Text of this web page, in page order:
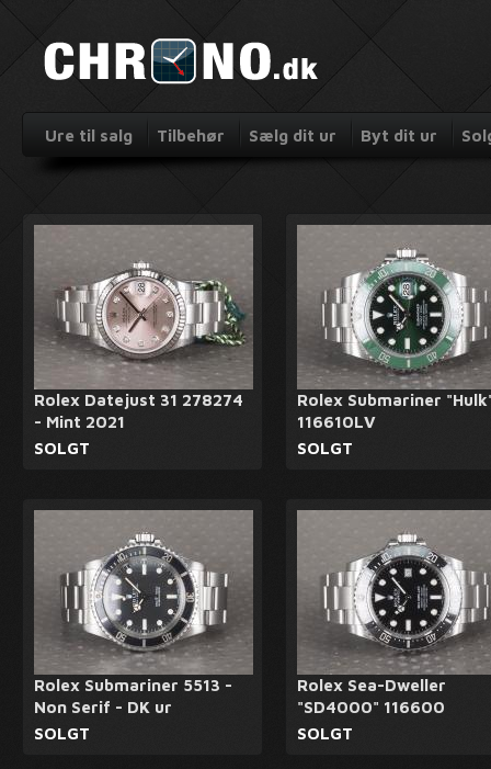
Ure til salg Tilbehør Sælg dit ur Byt dit ur
Rolex Datejust 31 278274
- Mint 2021
SOLGT
Rolex Submariner
116610LV
SOLGT
Rolex Submariner 5513 -
Non Serif - DK ur
SOLGT
Rolex Sea-Dweller
"SD4000" 116600
SOLGT